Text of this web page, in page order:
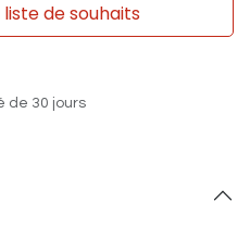
de souhaits
de 30 jours